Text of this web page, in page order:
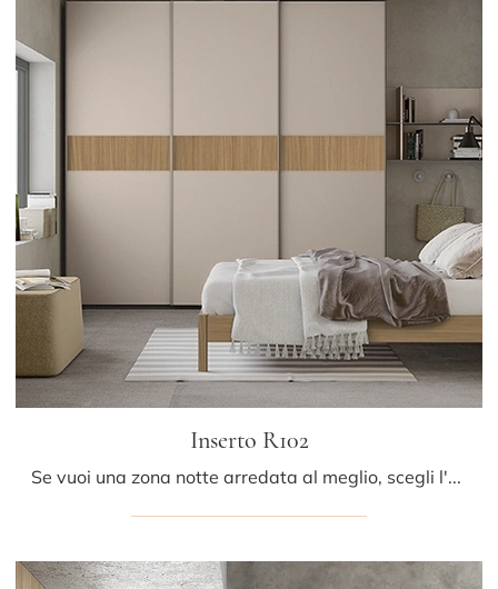
Inserto R102
Se vuoi una zona notte arredata al meglio, scegli l'armadio Inserto R102 con ante scorrevoli di Colombini Casa!